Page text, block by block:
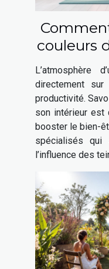
couleurs
pour
L’atmosphère
directement
productivité.
son intérieur est
booster le bien-
spécialisés qui
l’influence des